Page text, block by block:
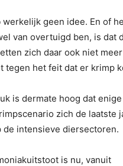
geen idee. En of
van overtuigd ben, is dat
zich daar ook niet
tegen het feit dat er krimp
is dermate hoog dat enige
zich de laatste
intensieve diersectoren.
is nu, vanuit